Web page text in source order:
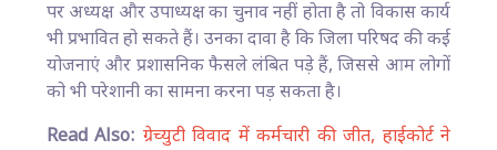
पर अध्यक्ष और उपाध्यक्ष का चुनाव नहीं होता है तो विकास कार्य
भी प्रभावित हो सकते हैं। उनका दावा है कि जिला परिषद की कई
योजनाएं और प्रशासनिक फैसले लंबित पड़े हैं, जिससे आम लोगों
को भी परेशानी का सामना करना पड़ सकता है।
Read Also: ग्रेच्युटी विवाद में कर्मचारी की जीत, हाईकोर्ट ने